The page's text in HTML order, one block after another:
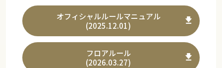
オフィシャルルールマニュアル
(2025.12.01)
フロアルール
(2026.03.27)